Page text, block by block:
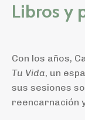
Libros y
Con los años,
Tu Vida, un
sus sesiones
reencarnación